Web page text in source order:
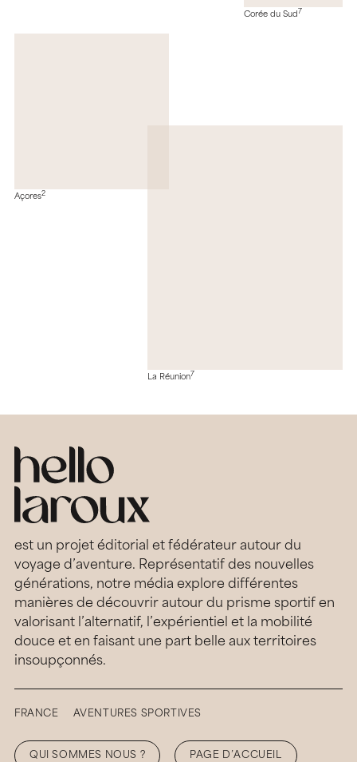
Corée du Sud 7
Açores2
La Réunion7
est un projet éditorial et fédérateur autour du
voyage d’aventure. Représentatif des nouvelles
générations, notre média explore différentes
manières de découvrir autour du prisme sportif en
valorisant l’alternatif, l’expérientiel et la mobilité
douce et en faisant une part belle aux territoires
insoupçonnés.
FRANCE AVENTURES SPORTIVES
QUI SOMMES NOUS ? PAGE D’ACCUEIL